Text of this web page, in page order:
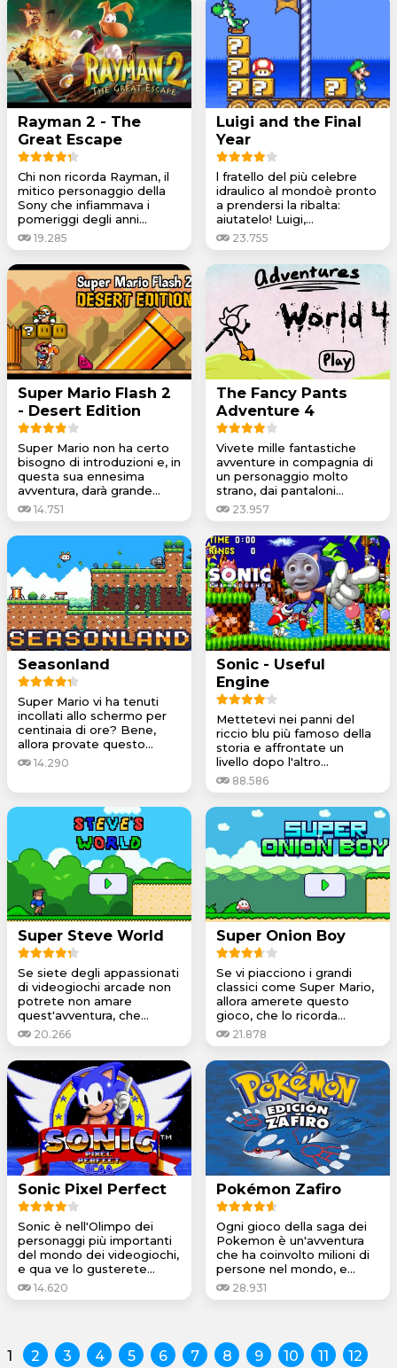
Rayman 2 - The
Great Escape
Chi non ricorda Rayman, il
mitico personaggio della
Sony che infiammava i
pomeriggi degli anni...
19.285
Luigi and the Final
Year
l fratello del più celebre
idraulico al mondoè pronto
a prendersi la ribalta:
aiutatelo! Luigi,...
23.755
Super Mario Flash 2
- Desert Edition
Super Mario non ha certo
bisogno di introduzioni e, in
questa sua ennesima
avventura, darà grande...
14.751
The Fancy Pants
Adventure 4
Vivete mille fantastiche
avventure in compagnia di
un personaggio molto
strano, dai pantaloni...
23.957
Seasonland
Super Mario vi ha tenuti
incollati allo schermo per
centinaia di ore? Bene,
allora provate questo...
14.290
Sonic - Useful
Engine
Mettetevi nei panni del
riccio blu più famoso della
storia e affrontate un
livello dopo l'altro...
88.586
Super Steve World
Se siete degli appassionati
di videogiochi arcade non
potrete non amare
quest'avventura, che...
20.266
Super Onion Boy
Se vi piacciono i grandi
classici come Super Mario,
allora amerete questo
gioco, che lo ricorda...
21.878
Sonic Pixel Perfect
Sonic è nell'Olimpo dei
personaggi più importanti
del mondo dei videogiochi,
e qua ve lo gusterete...
14.620
Pokémon Zafiro
Ogni gioco della saga dei
Pokemon è un'avventura
che ha coinvolto milioni di
persone nel mondo, e...
28.931
1 2 3 4 5 6 7 8 9 10 11 12